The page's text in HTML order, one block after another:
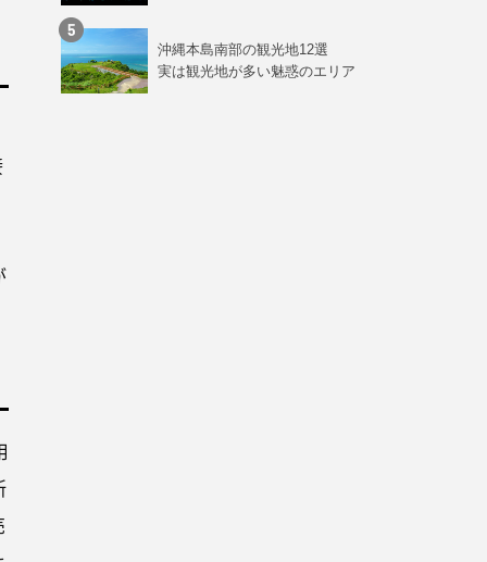
沖縄本島南部の観光地12選
実は観光地が多い魅惑のエリア